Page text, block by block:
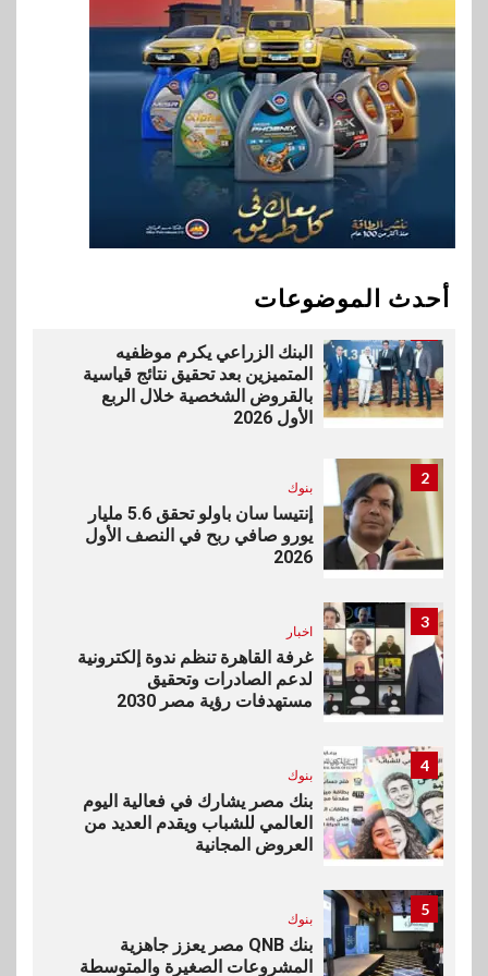
أحدث الموضوعات
9
اخبار
بيان توضيحي صادر عن شركة
ناتجاس
سوق وصلة
vivo تشعل المنافسة في مصر
مع إطلاق Y500 المزود ببطارية
البنك الزراعي يكرم موظفيه
المتميزين بعد تحقيق نتائج قياسية
بالقروض الشخصية خلال الربع
الأول 2026
2
بنوك
إنتيسا سان باولو تحقق 5.6 مليار
يورو صافي ربح في النصف الأول
2026
3
اخبار
غرفة القاهرة تنظم ندوة إلكترونية
لدعم الصادرات وتحقيق
مستهدفات رؤية مصر 2030
4
بنوك
بنك مصر يشارك في فعالية اليوم
العالمي للشباب ويقدم العديد من
العروض المجانية
5
بنوك
بنك QNB مصر يعزز جاهزية
المشروعات الصغيرة والمتوسطة